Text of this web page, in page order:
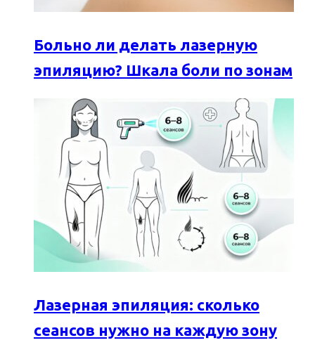
Больно ли делать лазерную
эпиляцию? Шкала боли по зонам
Лазерная эпиляция: сколько
сеансов нужно на каждую зону